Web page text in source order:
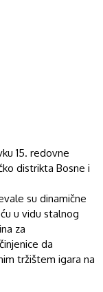
15. redovne
distrikta Bosne i
su dinamične
u vidu stalnog
za
da
tržištem igara na